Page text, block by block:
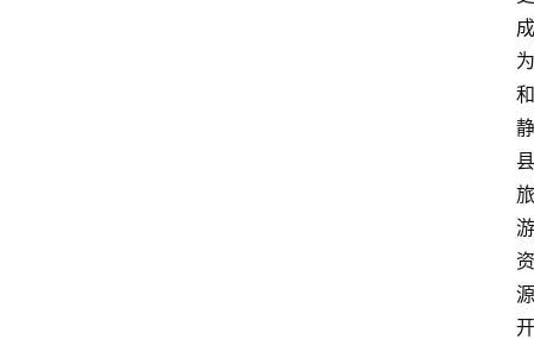
成
为
和
静
县
旅
游
资
源
开